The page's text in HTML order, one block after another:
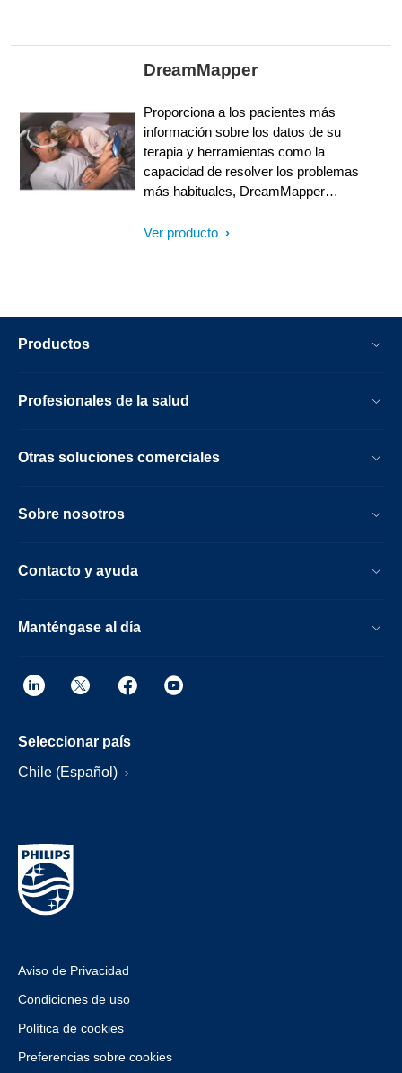
respiratorios mediante un sistema
único. Aumente la eficacia de su
así poder concentrarse en las
prioridades clínicas más importantes.
Realice su trabajo de la forma que
mejor considere, con alertas e
informes personalizados para facilitar
riesgo y proporcionarles el cuidado
DreamMapper
Proporciona a los pacientes más
información sobre los datos de su
terapia y herramientas como la
capacidad de resolver los problemas
más habituales, DreamMapper
personal dedica a contestar
Ver producto
Productos
Profesionales de la salud
Otras soluciones comerciales
Sobre nosotros
Contacto y ayuda
Manténgase al día
Seleccionar país
Chile (Español)
Aviso de Privacidad
Condiciones de uso
Política de cookies
Preferencias sobre cookies